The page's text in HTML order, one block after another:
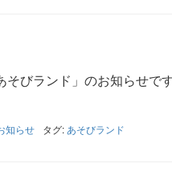
びランド」のお知らせで
知らせ タグ: あそびランド